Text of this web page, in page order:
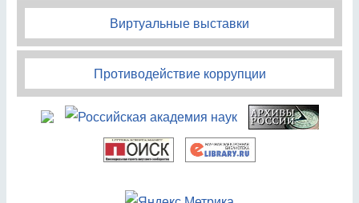
Виртуальные выставки
Противодействие коррупции